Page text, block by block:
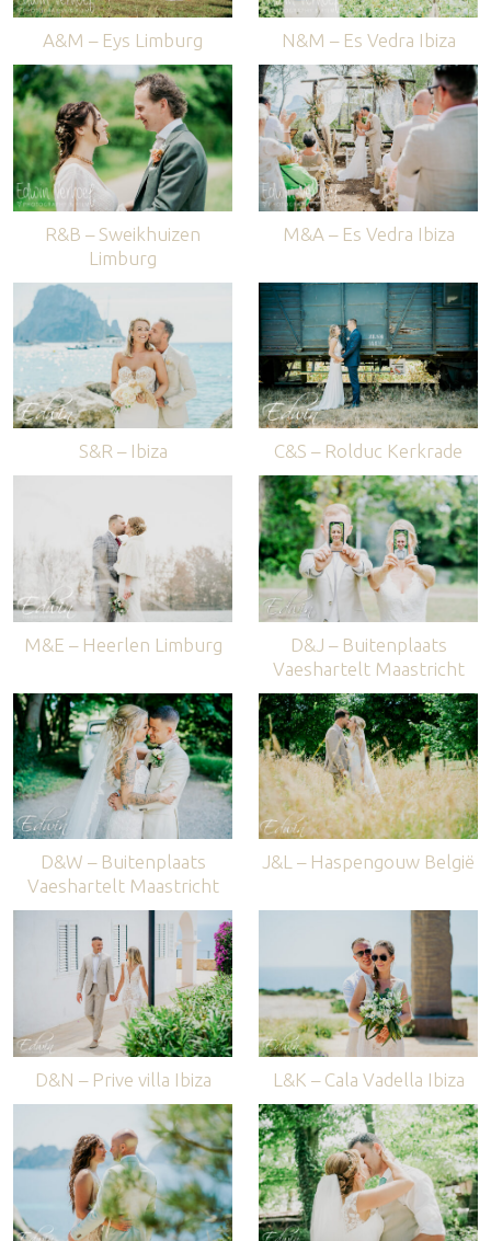
A&M – Eys Limburg N&M – Es Vedra Ibiza
R&B – Sweikhuizen
Limburg
M&A – Es Vedra Ibiza
S&R – Ibiza C&S – Rolduc Kerkrade
M&E – Heerlen Limburg
D&J – Buitenplaats
Vaeshartelt Maastricht
D&W – Buitenplaats
Vaeshartelt Maastricht
J&L – Haspengouw België
D&N – Prive villa Ibiza L&K – Cala Vadella Ibiza